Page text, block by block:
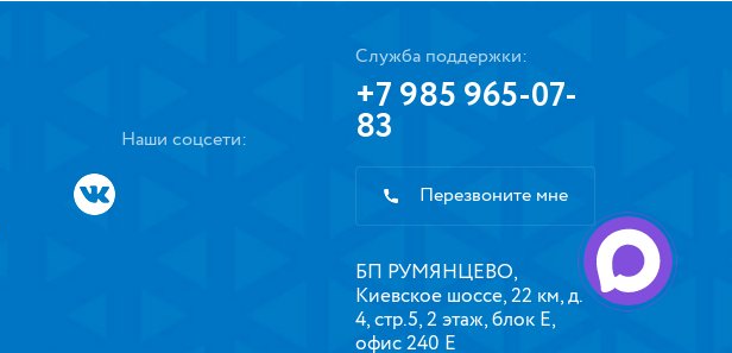
Наши соцсети:
Служба поддержки:
+7 985 965-07-
83
Перезвоните мне
БП РУМЯНЦЕВО,
Киевское шоссе, 22 км, д.
4, стр.5, 2 этаж, блок Е,
офис 240 Е